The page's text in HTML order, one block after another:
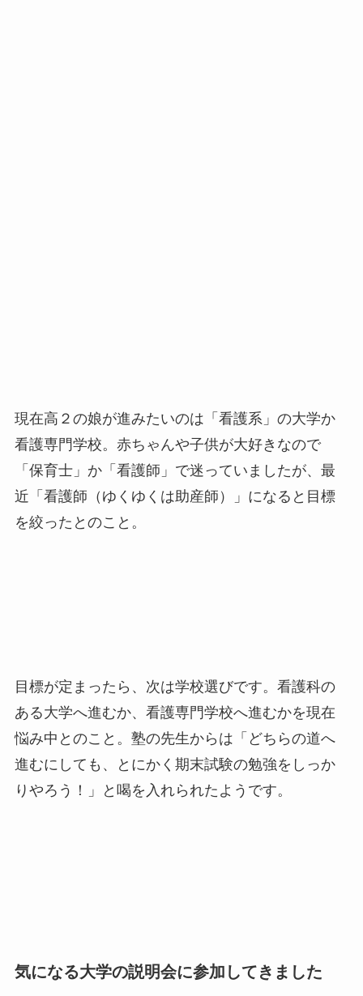
現在高２の娘が進みたいのは「看護系」の大学か
看護専門学校。赤ちゃんや子供が大好きなので
「保育士」か「看護師」で迷っていましたが、最
近「看護師（ゆくゆくは助産師）」になると目標
を絞ったとのこと。
目標が定まったら、次は学校選びです。看護科の
ある大学へ進むか、看護専門学校へ進むかを現在
悩み中とのこと。塾の先生からは「どちらの道へ
進むにしても、とにかく期末試験の勉強をしっか
りやろう！」と喝を入れられたようです。
気になる大学の説明会に参加してきました